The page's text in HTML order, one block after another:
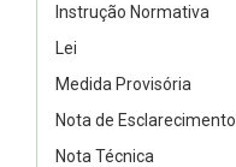
Instrução Normativa
Lei
Medida Provisória
Nota de Esclarecimento
Nota Técnica